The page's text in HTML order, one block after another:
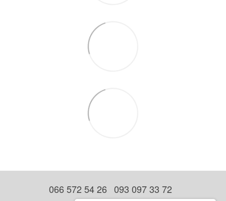
066 572 54 26 093 097 33 72